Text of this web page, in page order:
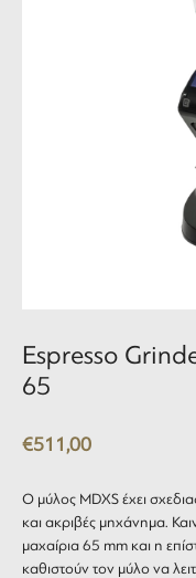
Espresso
65
€511,00
Ο μύλος MDXS έχει
και ακριβές μηχάνημα.
μαχαίρια 65 mm και η
καθιστούν τον μύλο να